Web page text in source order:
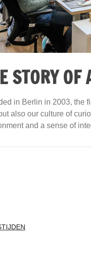
STORY
in Berlin in 2003, the
also our culture of
and a sense of